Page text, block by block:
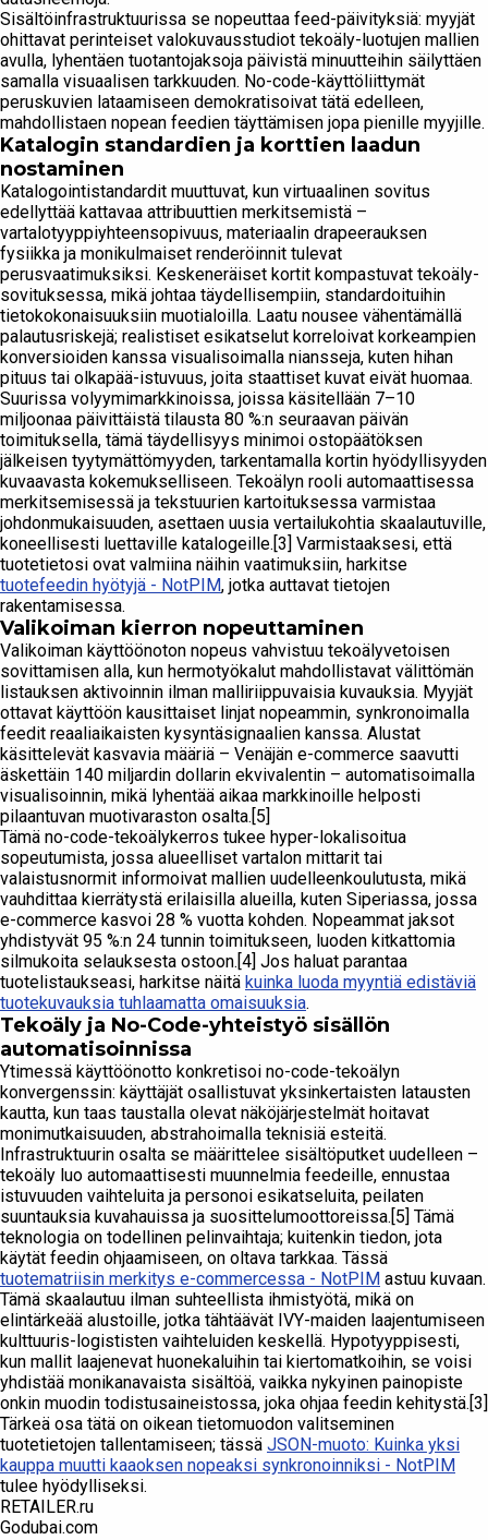
Sisältöinfrastruktuurissa se nopeuttaa feed-päivityksiä: myyjät
ohittavat perinteiset valokuvausstudiot tekoäly-luotujen mallien
avulla, lyhentäen tuotantojaksoja päivistä minuutteihin säilyttäen
samalla visuaalisen tarkkuuden. No-code-käyttöliittymät
peruskuvien lataamiseen demokratisoivat tätä edelleen,
mahdollistaen nopean feedien täyttämisen jopa pienille myyjille.
Katalogin standardien ja korttien laadun
nostaminen
Katalogointistandardit muuttuvat, kun virtuaalinen sovitus
edellyttää kattavaa attribuuttien merkitsemistä –
vartalotyyppiyhteensopivuus, materiaalin drapeerauksen
fysiikka ja monikulmaiset renderöinnit tulevat
perusvaatimuksiksi. Keskeneräiset kortit kompastuvat tekoäly-
sovituksessa, mikä johtaa täydellisempiin, standardoituihin
tietokokonaisuuksiin muotialoilla. Laatu nousee vähentämällä
palautusriskejä; realistiset esikatselut korreloivat korkeampien
konversioiden kanssa visualisoimalla niansseja, kuten hihan
pituus tai olkapää-istuvuus, joita staattiset kuvat eivät huomaa.
Suurissa volyymimarkkinoissa, joissa käsitellään 7–10
miljoonaa päivittäistä tilausta 80 %:n seuraavan päivän
toimituksella, tämä täydellisyys minimoi ostopäätöksen
jälkeisen tyytymättömyyden, tarkentamalla kortin hyödyllisyyden
kuvaavasta kokemukselliseen. Tekoälyn rooli automaattisessa
merkitsemisessä ja tekstuurien kartoituksessa varmistaa
johdonmukaisuuden, asettaen uusia vertailukohtia skaalautuville,
koneellisesti luettaville katalogeille.[3] Varmistaaksesi, että
tuotetietosi ovat valmiina näihin vaatimuksiin, harkitse
tuotefeedin hyötyjä - NotPIM, jotka auttavat tietojen
rakentamisessa.
Valikoiman kierron nopeuttaminen
Valikoiman käyttöönoton nopeus vahvistuu tekoälyvetoisen
sovittamisen alla, kun hermotyökalut mahdollistavat välittömän
listauksen aktivoinnin ilman malliriippuvaisia kuvauksia. Myyjät
ottavat käyttöön kausittaiset linjat nopeammin, synkronoimalla
feedit reaaliaikaisten kysyntäsignaalien kanssa. Alustat
käsittelevät kasvavia määriä – Venäjän e-commerce saavutti
äskettäin 140 miljardin dollarin ekvivalentin – automatisoimalla
visualisoinnin, mikä lyhentää aikaa markkinoille helposti
pilaantuvan muotivaraston osalta.[5]
Tämä no-code-tekoälykerros tukee hyper-lokalisoitua
sopeutumista, jossa alueelliset vartalon mittarit tai
valaistusnormit informoivat mallien uudelleenkoulutusta, mikä
vauhdittaa kierrätystä erilaisilla alueilla, kuten Siperiassa, jossa
e-commerce kasvoi 28 % vuotta kohden. Nopeammat jaksot
yhdistyvät 95 %:n 24 tunnin toimitukseen, luoden kitkattomia
silmukoita selauksesta ostoon.[4] Jos haluat parantaa
tuotelistaukseasi, harkitse näitä kuinka luoda myyntiä edistäviä
tuotekuvauksia tuhlaamatta omaisuuksia.
Tekoäly ja No-Code-yhteistyö sisällön
automatisoinnissa
Ytimessä käyttöönotto konkretisoi no-code-tekoälyn
konvergenssin: käyttäjät osallistuvat yksinkertaisten latausten
kautta, kun taas taustalla olevat näköjärjestelmät hoitavat
monimutkaisuuden, abstrahoimalla teknisiä esteitä.
Infrastruktuurin osalta se määrittelee sisältöputket uudelleen –
tekoäly luo automaattisesti muunnelmia feedeille, ennustaa
istuvuuden vaihteluita ja personoi esikatseluita, peilaten
suuntauksia kuvahauissa ja suosittelumoottoreissa.[5] Tämä
teknologia on todellinen pelinvaihtaja; kuitenkin tiedon, jota
käytät feedin ohjaamiseen, on oltava tarkkaa. Tässä
tuotematriisin merkitys e-commercessa - NotPIM astuu kuvaan.
Tämä skaalautuu ilman suhteellista ihmistyötä, mikä on
elintärkeää alustoille, jotka tähtäävät IVY-maiden laajentumiseen
kulttuuris-logististen vaihteluiden keskellä. Hypotyyppisesti,
kun mallit laajenevat huonekaluihin tai kiertomatkoihin, se voisi
yhdistää monikanavaista sisältöä, vaikka nykyinen painopiste
onkin muodin todistusaineistossa, joka ohjaa feedin kehitystä.[3]
Tärkeä osa tätä on oikean tietomuodon valitseminen
tuotetietojen tallentamiseen; tässä JSON-muoto: Kuinka yksi
kauppa muutti kaaoksen nopeaksi synkronoinniksi - NotPIM
tulee hyödylliseksi.
RETAILER.ru
Godubai.com